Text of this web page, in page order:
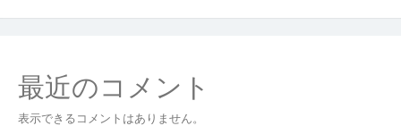
最近のコメント
表示できるコメントはありません。